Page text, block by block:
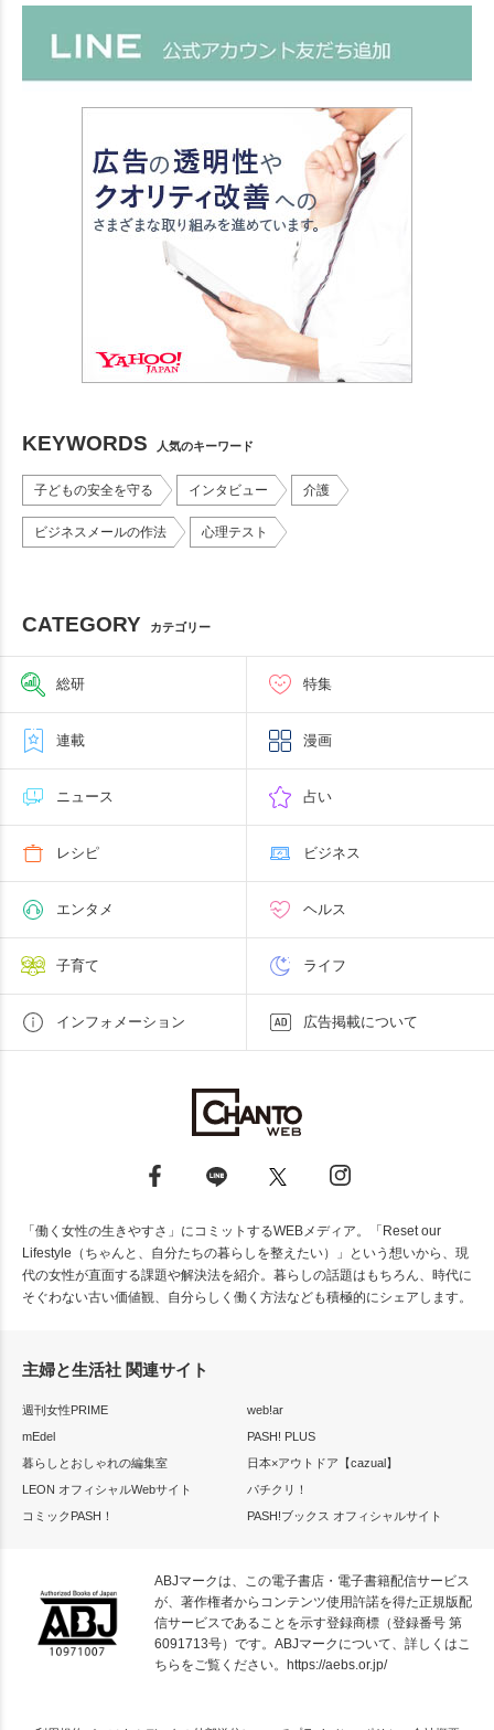
KEYWORDS 人気のキーワード
子どもの安全を守る インタビュー 介護
ビジネスメールの作法 心理テスト
CATEGORY カテゴリー
総研 特集
連載 漫画
ニュース 占い
レシピ ビジネス
エンタメ ヘルス
子育て ライフ
インフォメーション 広告掲載について
「働く女性の生きやすさ」にコミットするWEBメディア。「Reset our
Lifestyle（ちゃんと、自分たちの暮らしを整えたい）」という想いから、現
代の女性が直面する課題や解決法を紹介。暮らしの話題はもちろん、時代に
そぐわない古い価値観、自分らしく働く方法なども積極的にシェアします。
主婦と生活社 関連サイト
週刊女性PRIME
web!ar
mEdel
PASH! PLUS
暮らしとおしゃれの編集室
日本×アウトドア【cazual】
LEON オフィシャルWebサイト
パチクリ！
コミックPASH！
PASH!ブックス オフィシャルサイト
ABJマークは、この電子書店・電子書籍配信サービス
が、著作権者からコンテンツ使用許諾を得た正規版配
信サービスであることを示す登録商標（登録番号 第
6091713号）です。ABJマークについて、詳しくはこ
ちらをご覧ください。
https://aebs.or.jp/